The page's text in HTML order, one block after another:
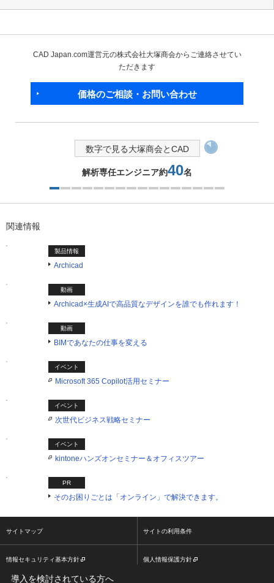
CAD Japan.com運営元の株式会社大塚商会からご連絡させてい
ただきます
価格のご相談・お問い合わせ
数字で見る大塚商会とCAD
解析専任エンジニア約40名
関連情報
製品情報
Archicad
動画
Archicad×生成AIで高品質なデザインを誰でも作れます！​
動画
BIMであなたの仕事を変える
イベント
Microsoft 365 Copilot活用セミナー
イベント
次世代ビジネス戦略セミナー
イベント
kintoneハンズオンセミナー＆オフィスツアー
PR
そのお困りごとは「オンライン」で解決できます。
導入を検討されている方へ
サイトマップ サイトの利用条件
情報セキュリティ基本方針 個人情報保護方針